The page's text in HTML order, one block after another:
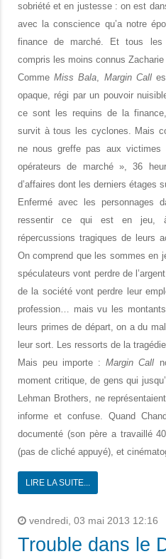
sobriété et en justesse : on est
avec la conscience qu’a notre
finance de marché. Et tous les
compris les moins connus
CommeMiss Bala, Margin Call
opaque, régi par un pouvoir
ce sont les requins de la
survit à tous les cyclones. Mais
ne nous greffe pas aux
opérateurs de marché », 36
d’affaires dont les derniers étages
Enfermé avec les
ressentir ce qui est en jeu,
répercussions tragiques de leurs
On comprend que les sommes en
spéculateurs vont perdre de
de la société vont perdre leur
profession… mais vu les
leurs primes de départ, on a du
leur sort. Les ressorts de la
Mais peu importe :Margin Call
moment critique, de gens qui
Lehman Brothers, ne
informe et confuse. Quand
documenté (son père a travaillé
(pas de cliché appuyé), et
LIRE LA SUITE...
vendredi, 03 mai 2013 12:16
Trouble dans le